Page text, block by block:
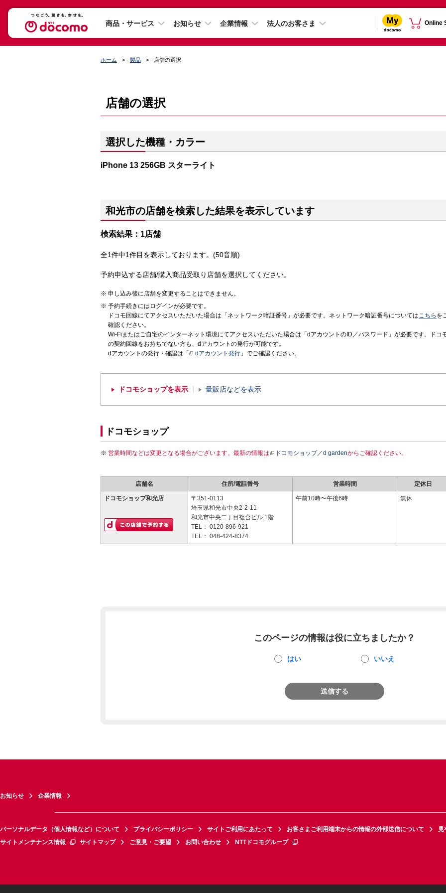
商品・サービス お知らせ 企業情報 法人のお客さま Online
ホーム 製品 店舗の選択
店舗の選択
選択した機種・カラー
iPhone 13 256GB スターライト
和光市の店舗を検索した結果を表示しています
検索結果：1店舗
全1件中1件目を表示しております。(50音順)
予約申込する店舗/購入商品受取り店舗を選択してください。
申し込み後に店舗を変更することはできません。
予約手続きにはログインが必要です。
ドコモ回線にてアクセスいただいた場合は「ネットワーク暗証番号」が必要です。ネットワーク暗証番号についてはこちら を
確認ください。
Wi-Fiまたはご自宅のインターネット環境にてアクセスいただいた場合は「dアカウントのID／パスワード」が必要です。ドコ
の契約回線をお持ちでない方も、dアカウントの発行が可能です。
dアカウントの発行・確認は「
dアカウント発行 」でご確認ください。
ドコモショップを表示 量販店などを表示
ドコモショップ
営業時間などは変更となる場合がございます。最新の情報は ドコモショップ／d gardenからご確認ください。
店舗名 住所/電話番号 営業時間 定休日
ドコモショップ和光店
〒351-0113
埼玉県和光市中央2-2-11
和光市中央二丁目複合ビル 1階
TEL： 0120-896-921
TEL： 048-424-8374
午前10時〜午後6時 無休
このページの情報は役に立ちましたか？
はい いいえ
送信する
お知らせ 企業情報
パーソナルデータ（個人情報など）について プライバシーポリシー サイトご利用にあたって お客さまご利用端末からの情報の外部送信について
見
サイトメンテナンス情報
サイトマップ ご意見・ご要望 お問い合わせ NTTドコモグループ